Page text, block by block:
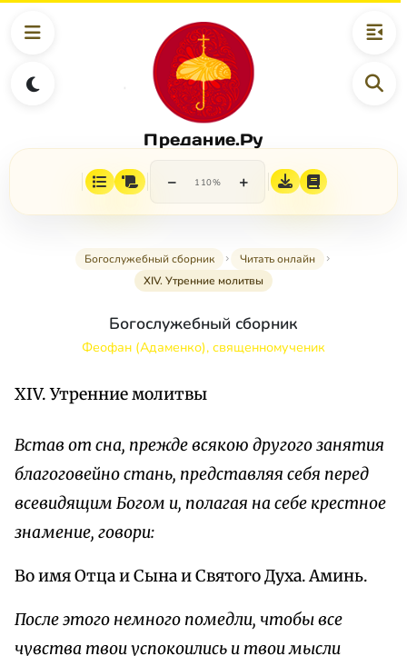
Предание.Ру
− 110% +
Богослужебный сборник
Читать онлайн
XIV. Утренние молитвы
Богослужебный сборник
Феофан (Адаменко), священномученик
XIV. Утренние молитвы
Встав от сна, прежде всякою другого занятия
благоговейно стань, представляя себя перед
всевидящим Богом и, полагая на себе крестное
знамение, говори:
Во имя Отца и Сына и Святого Духа. Аминь.
После этого немного помедли, чтобы все
чувства твои успокоились и твои мысли